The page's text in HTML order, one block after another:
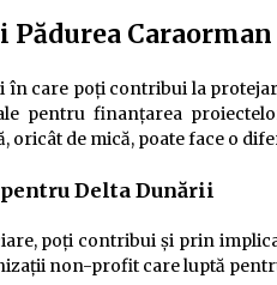
Caraorman
în care poți contribui la
pentru finanțarea
oricât de mică, poate face o
Delta Dunării
poți contribui și prin
non-profit care luptă